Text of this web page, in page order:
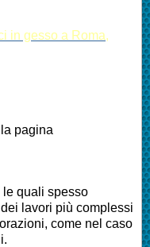
in gesso a Roma,
pagina
le quali spesso
lavori più complessi
come nel caso